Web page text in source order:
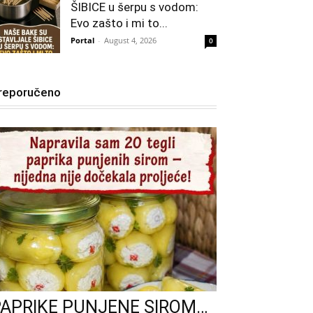
ŠIBICE u šerpu s vodom:
Evo zašto i mi to...
Portal - August 4, 2026 0
PUNJENE SIROM…